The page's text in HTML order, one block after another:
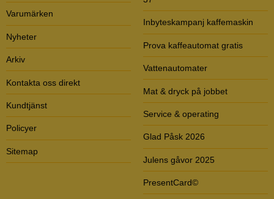
Varumärken
Nyheter
Arkiv
Kontakta oss direkt
Kundtjänst
Policyer
Sitemap
Inbyteskampanj kaffemaskin
Prova kaffeautomat gratis
Vattenautomater
Mat & dryck på jobbet
Service & operating
Glad Påsk 2026
Julens gåvor 2025
PresentCard©